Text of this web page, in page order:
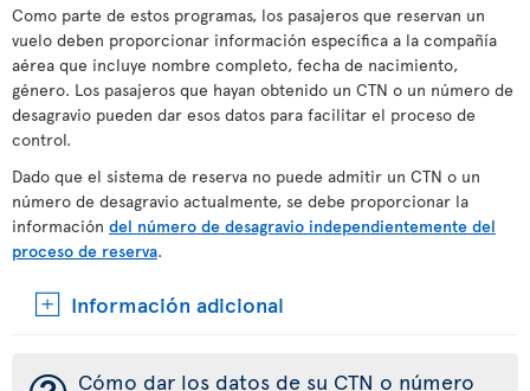
Como parte de estos programas, los pasajeros que reservan un
vuelo deben proporcionar información específica a la compañía
aérea que incluye nombre completo, fecha de nacimiento,
género. Los pasajeros que hayan obtenido un CTN o un número de
desagravio pueden dar esos datos para facilitar el proceso de
control.
Dado que el sistema de reserva no puede admitir un CTN o un
número de desagravio actualmente, se debe proporcionar la
información del número de desagravio independientemente del
proceso de reserva.
Información adicional
Cómo dar los datos de su CTN o número